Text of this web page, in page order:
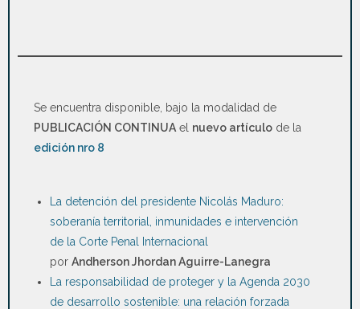
Se encuentra disponible, bajo la modalidad de
PUBLICACIÓN CONTINUA el nuevo artículo de la
edición nro 8
La detención del presidente Nicolás Maduro:
soberanía territorial, inmunidades e intervención
de la Corte Penal Internacional
por Andherson Jhordan Aguirre-Lanegra
La responsabilidad de proteger y la Agenda 2030
de desarrollo sostenible: una relación forzada